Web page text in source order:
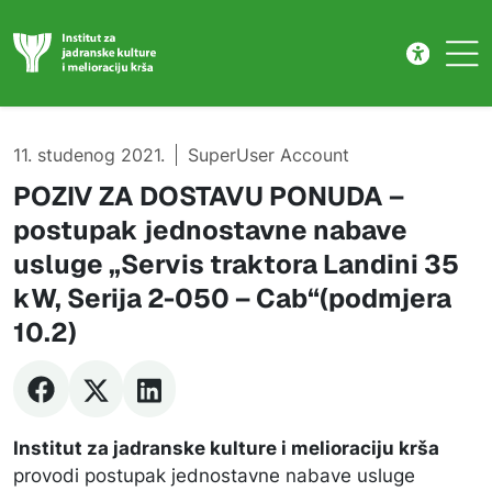
11. studenog 2021. SuperUser Account
POZIV ZA DOSTAVU PONUDA –
postupak jednostavne nabave
usluge „Servis traktora Landini 35
kW, Serija 2-050 – Cab“(podmjera
10.2)
Institut za jadranske kulture i melioraciju krša
provodi postupak jednostavne nabave usluge